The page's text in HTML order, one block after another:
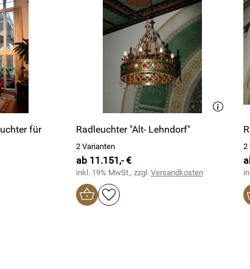
für
Radleuchter "Alt- Lehndorf"
2 Varianten
ab 11.151,- €
inkl. 19% MwSt., zzgl. Versandkosten
2